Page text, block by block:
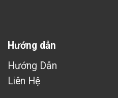
Hướng dẫn
Hướng Dẫn
Liên Hệ